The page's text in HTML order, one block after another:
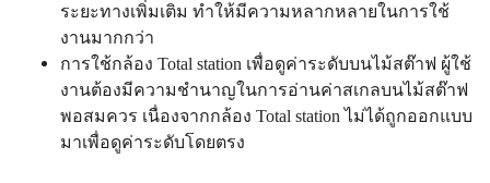
ระยะทางเพิ่มเติม ทำให้มีความหลากหลายในการใช้
งานมากกว่า
การใช้กล้อง Total station เพื่อดูค่าระดับบนไม้สต๊าฟ ผู้ใช้
งานต้องมีความชำนาญในการอ่านค่าสเกลบนไม้สต๊าฟ
พอสมควร เนื่องจากกล้อง Total station ไม่ได้ถูกออกแบบ
มาเพื่อดูค่าระดับโดยตรง